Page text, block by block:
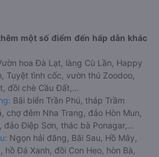
một số điểm đến hấp dẫn khác
hoa Đà Lạt, làng Cù Lần, Happy
Tuyệt tình cốc, vườn thú Zoodoo,
đồi chè Cầu Đất,...
Bãi biển Trần Phú, tháp Trầm
chợ đêm Nha Trang, đảo Hòn Mun,
đảo Điệp Sơn, thác bà Ponagar,...
Ngọn hải đăng, Bãi Sau, Hồ Mây,
hồ Đá Xanh, đồi Con Heo, hòn Bà,